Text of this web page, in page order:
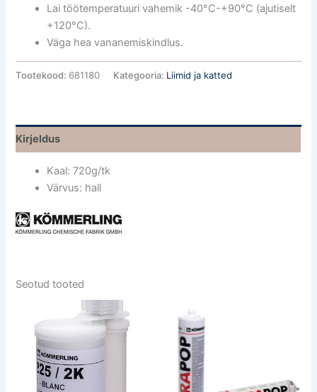
Lai töötemperatuuri vahemik -40°C-+90°C (ajutiselt
+120°C).
Väga hea vananemiskindlus.
Tootekood: 681180 Kategooria: Liimid ja katted
Kirjeldus
Kaal: 720g/tk
Värvus: hall
Seotud tooted